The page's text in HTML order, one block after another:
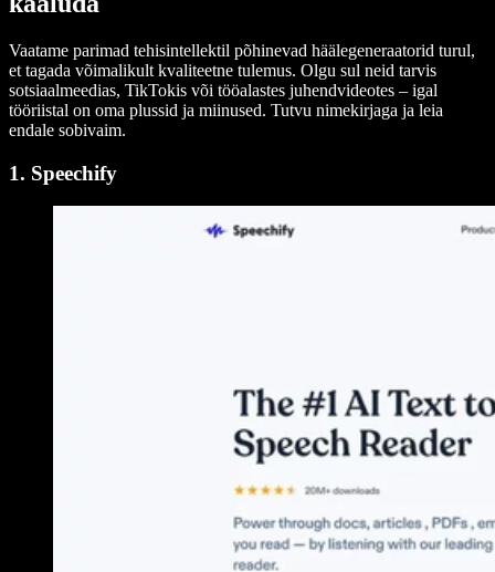
Vaatame parimad tehisintellektil põhinevad häälegeneraatorid turul,
et tagada võimalikult kvaliteetne tulemus. Olgu sul neid tarvis
sotsiaalmeedias, TikTokis või tööalastes juhendvideotes – igal
tööriistal on oma plussid ja miinused. Tutvu nimekirjaga ja leia
endale sobivaim.
1. Speechify